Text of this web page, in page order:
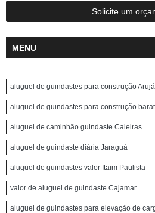
Solicite um
MENU
aluguel de guindastes para construção Arujá
aluguel de guindastes para construção
aluguel de caminhão guindaste Caieiras
aluguel de guindaste diária Jaraguá
aluguel de guindastes valor Itaim Paulista
valor de aluguel de guindaste Cajamar
aluguel de guindastes para elevação de